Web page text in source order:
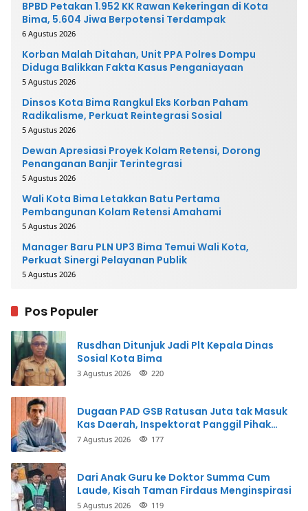
BPBD Petakan 1.952 KK Rawan Kekeringan di Kota
Bima, 5.604 Jiwa Berpotensi Terdampak
6 Agustus 2026
Korban Malah Ditahan, Unit PPA Polres Dompu
Diduga Balikkan Fakta Kasus Penganiayaan
5 Agustus 2026
Dinsos Kota Bima Rangkul Eks Korban Paham
Radikalisme, Perkuat Reintegrasi Sosial
5 Agustus 2026
Dewan Apresiasi Proyek Kolam Retensi, Dorong
Penanganan Banjir Terintegrasi
5 Agustus 2026
Wali Kota Bima Letakkan Batu Pertama
Pembangunan Kolam Retensi Amahami
5 Agustus 2026
Manager Baru PLN UP3 Bima Temui Wali Kota,
Perkuat Sinergi Pelayanan Publik
5 Agustus 2026
Pos Populer
Rusdhan Ditunjuk Jadi Plt Kepala Dinas
Sosial Kota Bima
3 Agustus 2026 220
Dugaan PAD GSB Ratusan Juta tak Masuk
Kas Daerah, Inspektorat Panggil Pihak
Terkait
7 Agustus 2026 177
Dari Anak Guru ke Doktor Summa Cum
Laude, Kisah Taman Firdaus Menginspirasi
5 Agustus 2026 119